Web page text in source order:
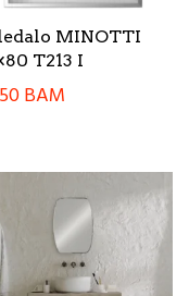
MINOTTI
T213 I
BAM